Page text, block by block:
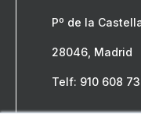
Pº de la
28046, Madrid
Telf: 910 608